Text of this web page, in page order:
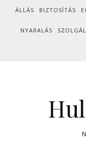
Skip to content
ÁLLÁS BIZTOSÍTÁS
NYARALÁS